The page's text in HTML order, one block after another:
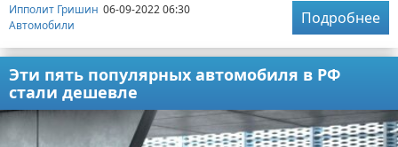
Ипполит Гришин 06-09-2022 06:30
Автомобили
Подробнее
Эти пять популярных автомобиля в РФ
стали дешевле